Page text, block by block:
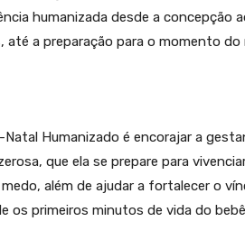
humanizada desde a concepção
até a preparação para o momento do
Humanizado é encorajar a
que ela se prepare para
além de ajudar a fortalecer o
os primeiros minutos de vida do